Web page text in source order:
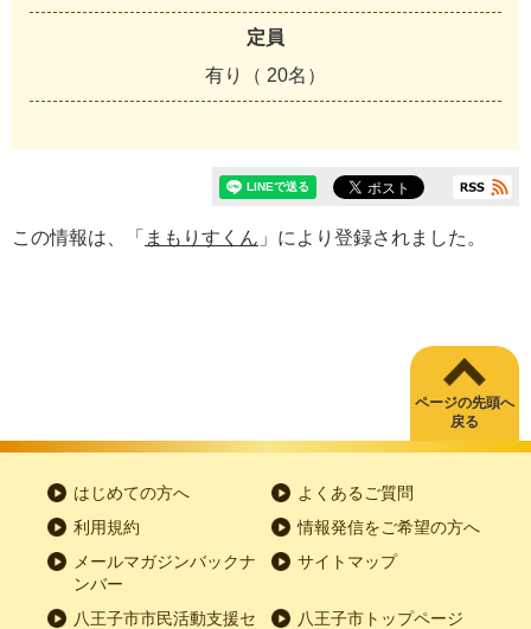
定員
有り（ 20名）
この情報は、「 まもりすくん 」により登録されました。
ページの先頭へ
戻る
はじめての方へ
よくあるご質問
利用規約
情報発信をご希望の方へ
メールマガジンバックナ
ンバー
サイトマップ
八王子市市民活動支援セ 八王子市トップページ